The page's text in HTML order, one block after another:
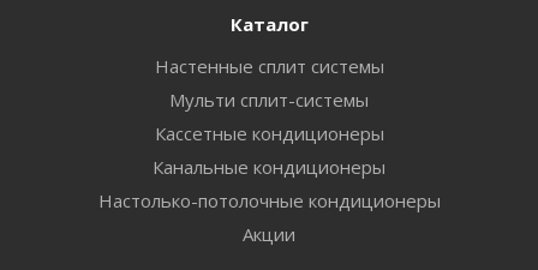
Каталог
Настенные сплит системы
Мульти сплит-системы
Кассетные кондиционеры
Канальные кондиционеры
Настолько-потолочные кондиционеры
Акции